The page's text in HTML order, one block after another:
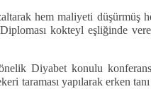
hem maliyeti düşürmüş
kokteyl eşliğinde
Diyabet konulu
taraması yapılarak erken